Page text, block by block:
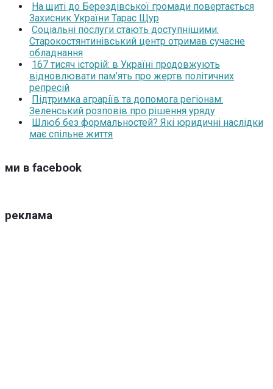
На щиті до Берездівської громади повертається
Захисник України Тарас Щур
Соціальні послуги стають доступнішими:
Старокостянтинівський центр отримав сучасне
обладнання
167 тисяч історій: в Україні продовжують
відновлювати пам’ять про жертв політичних
репресій
Підтримка аграріїв та допомога регіонам:
Зеленський розповів про рішення уряду
Шлюб без формальностей? Які юридичні наслідки
має спільне життя
ми в facebook
реклама